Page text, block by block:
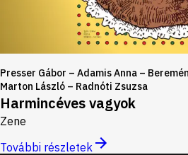
Presser Gábor – Adamis Anna –
Marton László – Radnóti Zsuzsa
Harmincéves vagyok
Zene
További részletek